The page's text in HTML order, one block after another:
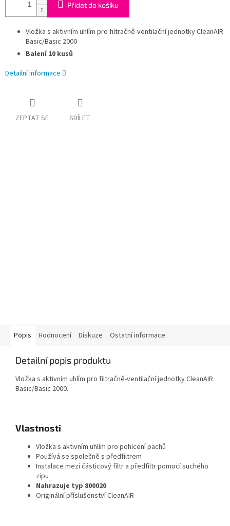
Přidat do košíku
Vložka s aktivním uhlím pro filtračně-ventilační jednotky CleanAIR
Basic/Basic 2000
Balení 10 kusů
Detailní informace
ZEPTAT SE SDÍLET
Popis Hodnocení Diskuze Ostatní informace
Detailní popis produktu
Vložka s aktivním uhlím pro filtračně-ventilační jednotky CleanAIR
Basic/Basic 2000.
Vlastnosti
Vložka s aktivním uhlím pro pohlcení pachů
Používá se společně s předfiltrem
Instalace mezi částicový filtr a předfiltr pomocí suchého
zipu
Nahrazuje typ 800020
Originální příslušenství CleanAIR